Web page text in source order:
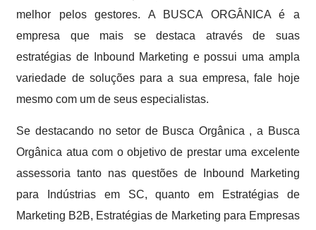
melhor pelos gestores. A BUSCA ORGÂNICA é a
empresa que mais se destaca através de suas
estratégias de Inbound Marketing e possui uma ampla
variedade de soluções para a sua empresa, fale hoje
mesmo com um de seus especialistas.
Se destacando no setor de Busca Orgânica , a Busca
Orgânica atua com o objetivo de prestar uma excelente
assessoria tanto nas questões de Inbound Marketing
para Indústrias em SC, quanto em Estratégias de
Marketing B2B, Estratégias de Marketing para Empresas